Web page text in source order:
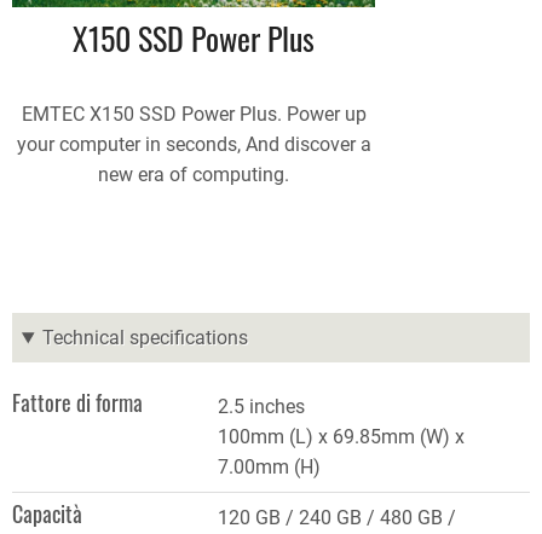
X150 SSD Power Plus
EMTEC X150 SSD Power Plus. Power up
your computer in seconds, And discover a
new era of computing.
Technical specifications
Fattore di forma
2.5 inches
100mm (L) x 69.85mm (W) x
7.00mm (H)
Capacità 120 GB 240 GB
480 GB